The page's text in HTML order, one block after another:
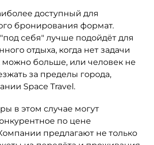
доступный для
бронирования формат.
себя" лучше подойдёт для
отдыха, когда нет задачи
можно больше, или человек не
за пределы города,
Space Travel.
в этом случае могут
по цене
предлагают не только